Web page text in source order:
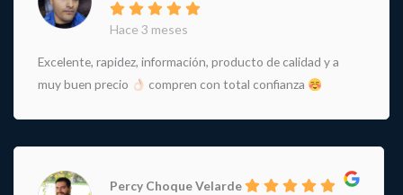
Hace 3 meses
Excelente, rapidez, información, producto de calidad y a
muy buen precio
compren con total confianza
Percy Choque Velarde